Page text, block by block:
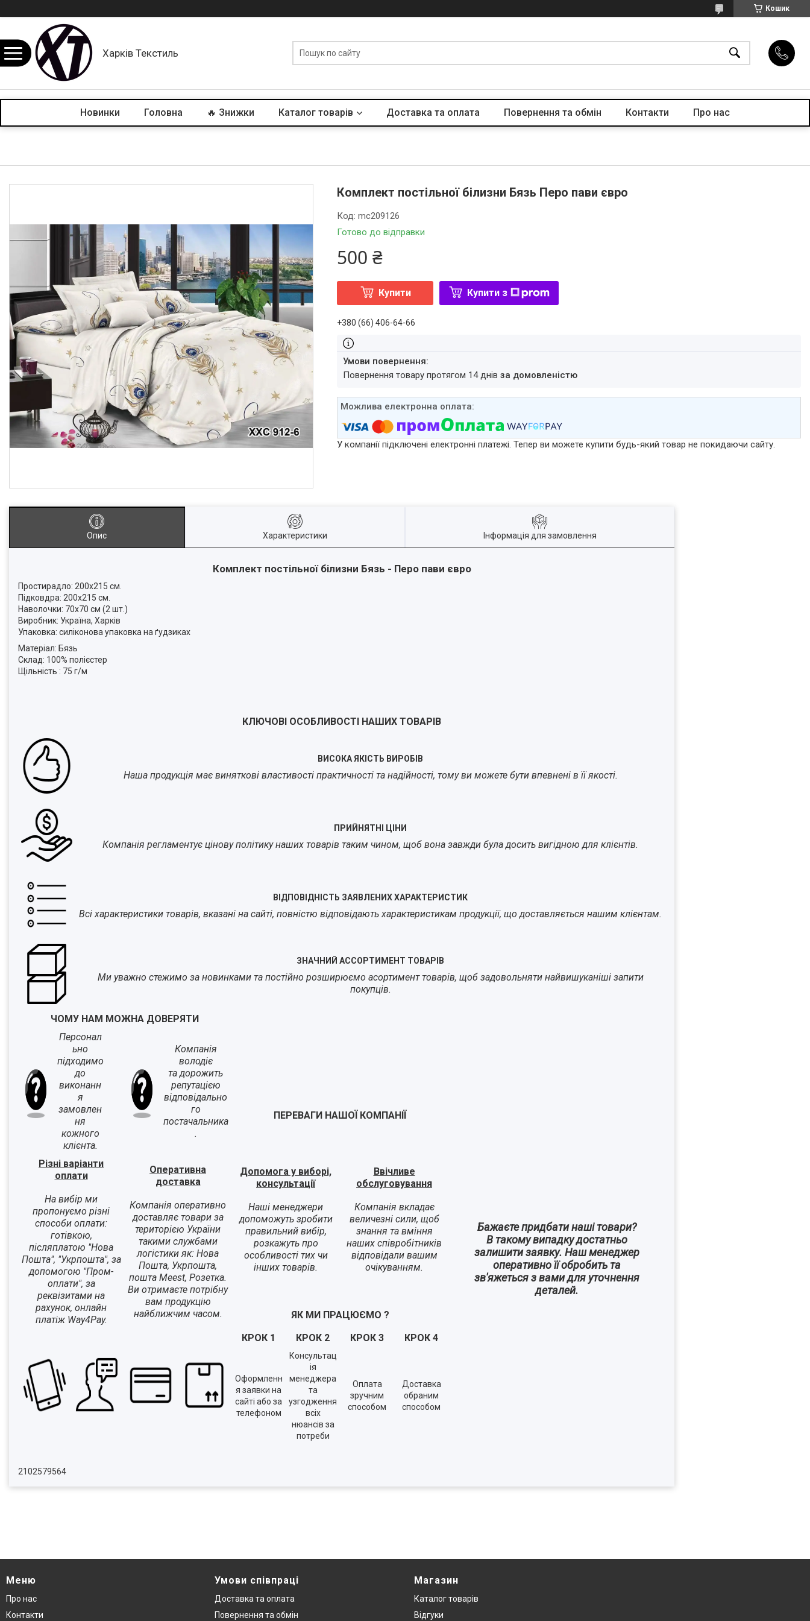
Кошик
Харків Текстиль
Новинки Головна 🔥 Знижки Каталог товарів Доставка та оплата Повернення та обмін Контакти Про нас
Комплект постільної білизни Бязь Перо пави євро
Готово до відправки
Код:mc209126
500 ₴
Купити Купити з
+380 (66) 406-64-66
повернення товару протягом 14 днівза домовленістю
У компанії підключені електронні платежі. Тепер ви можете купити будь-який товар не покидаючи сайту.
Опис Характеристики Інформація для замовлення
Комплект постільної білизни Бязь - Перо пави євро
Простирадло: 200x215 см.
Підковдра: 200х215 см.
Наволочки: 70x70 см (2 шт.)
Виробник: Україна, Харків
Упаковка: силіконова упаковка на ґудзиках
Матеріал: Бязь
Склад: 100% полієстер
Щільність : 75 г/м
КЛЮЧОВІ ОСОБЛИВОСТІ НАШИХ ТОВАРІВ
ВИСОКА ЯКІСТЬ ВИРОБІВ
Наша продукція має виняткові властивості практичності та надійності, тому ви можете бути впевнені в її якості.
ПРИЙНЯТНІ ЦІНИ
Компанія регламентує цінову політику наших товарів таким чином, щоб вона завжди була досить вигідною для клієнтів.
ВІДПОВІДНІСТЬ ЗАЯВЛЕНИХ ХАРАКТЕРИСТИК
Всі характеристики товарів, вказані на сайті, повністю відповідають характеристикам продукції, що доставляється нашим клієнтам.
ЗНАЧНИЙ АССОРТИМЕНТ ТОВАРІВ
Ми уважно стежимо за новинками та постійно розширюємо асортимент товарів, щоб задовольняти найвишуканіші запити
покупців.
ЧОМУ НАМ МОЖНА ДОВЕРЯТИ
Персонал
ьно
підходимо
до
виконанн
я
замовлен
ня
кожного
клієнта.
Компанія
володіє
та дорожить
репутацією
відповідально
го
постачальника
.
ПЕРЕВАГИ НАШОЇ КОМПАНІЇ
Допомога у виборі,
консультації
Наші менеджери
допоможуть зробити
правильний вибір,
розкажуть про
особливості тих чи
інших товарів.
Ввічливе
обслуговування
Компанія вкладає
величезні сили, щоб
знання та вміння
наших співробітників
відповідали вашим
очікуванням.
Різні варіанти
оплати
На вибір ми
пропонуємо різні
способи оплати:
готівкою,
післяплатою "Нова
Пошта", "Укрпошта", за
допомогою "Пром-
оплати", за
реквізитами на
рахунок, онлайн
платіж Way4Pay.
Оперативна
доставка
Компанія оперативно
доставляє товари за
територією України
такими службами
логістики як: Нова
Пошта, Укрпошта,
пошта Meest, Розетка.
Ви отримаєте потрібну
вам продукцію
найближчим часом.
Бажаєте придбати наші товари?
В такому випадку достатньо
залишити заявку. Наш менеджер
оперативно її обробить та
зв'яжеться з вами для уточнення
деталей.
ЯК МИ ПРАЦЮЄМО ?
КРОК 1
КРОК 2 КРОК 3 КРОК 4
Оформленн
я заявки на
сайті або за
телефоном
Консультац
ія
менеджера
та
узгодження
всіх
нюансів за
потреби
Оплата
зручним
способом
Доставка
обраним
способом
2102579564
Меню
Про нас
Контакти
Умови співпраці
Доставка та оплата
Повернення та обмін
Магазин
Каталог товарів
Відгуки